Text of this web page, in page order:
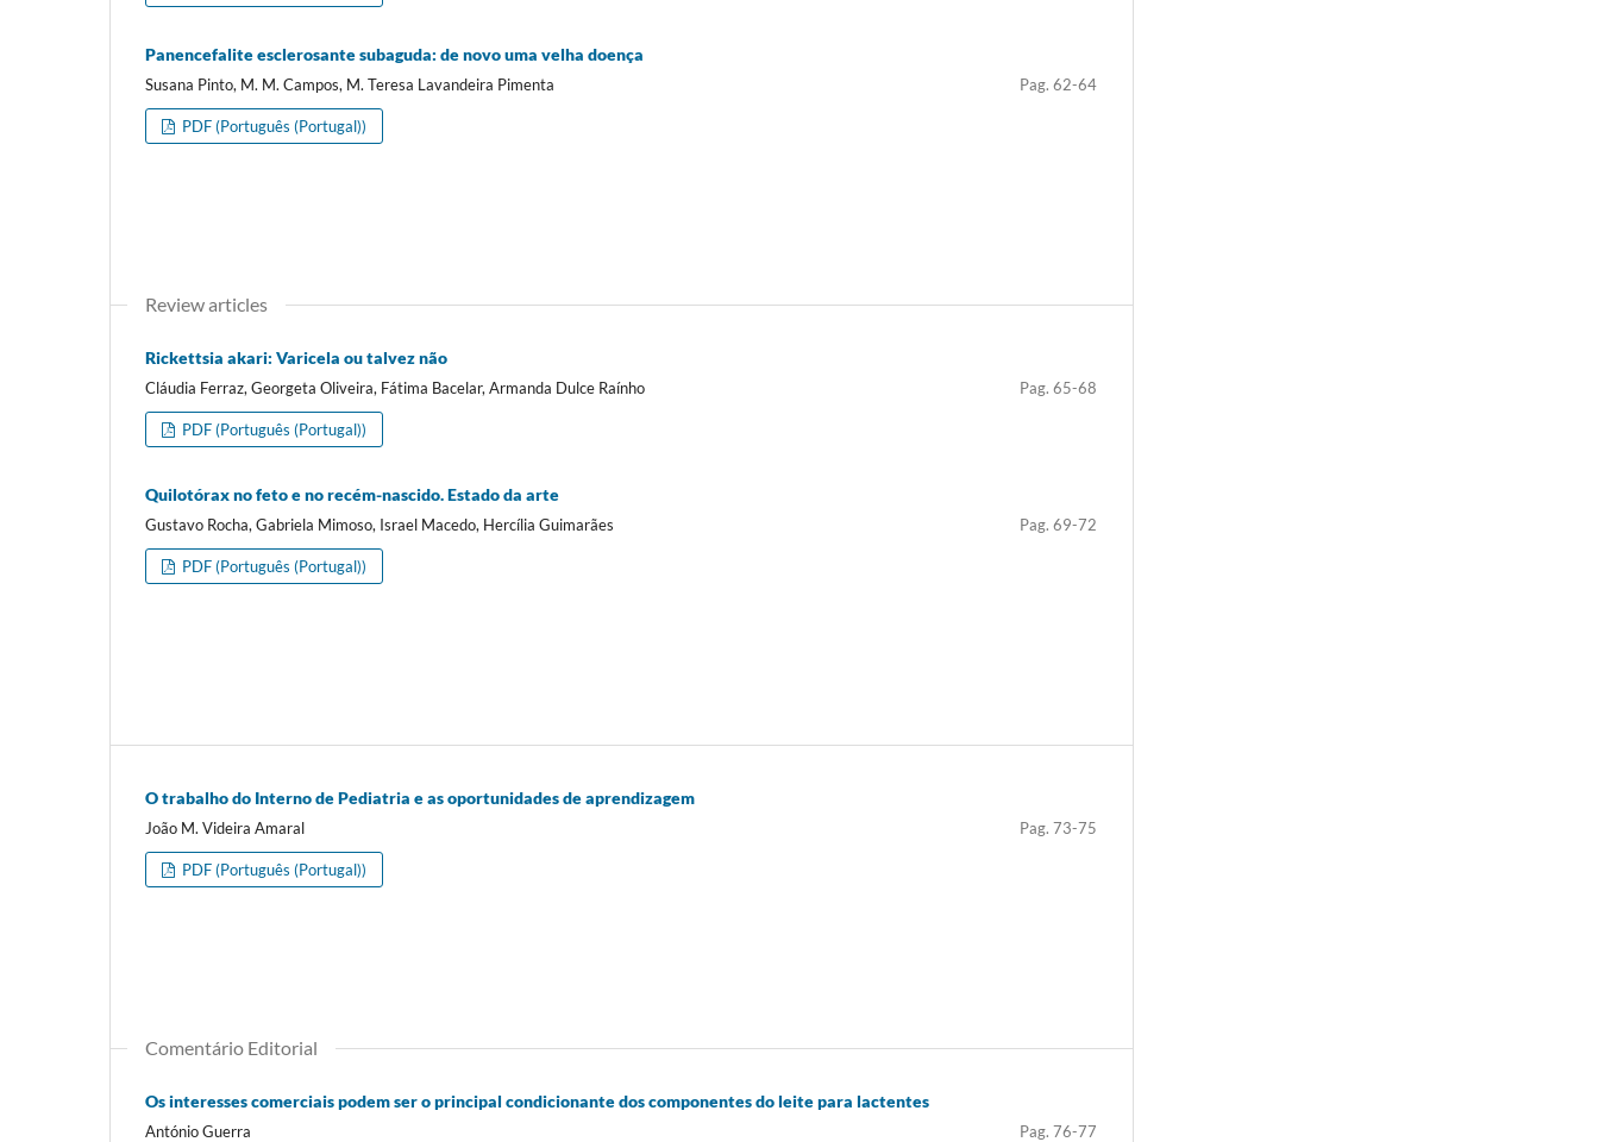
Panencefalite esclerosante subaguda: de novo uma velha doença
Susana Pinto, M. M. Campos, M. Teresa Lavandeira Pimenta Pag. 62-64
PDF (Português (Portugal))
Review articles
Rickettsia akari: Varicela ou talvez não
Cláudia Ferraz, Georgeta Oliveira, Fátima Bacelar, Armanda Dulce Raínho Pag. 65-68
PDF (Português (Portugal))
Quilotórax no feto e no recém-nascido. Estado da arte
Gustavo Rocha, Gabriela Mimoso, Israel Macedo, Hercília Guimarães Pag. 69-72
PDF (Português (Portugal))
O trabalho do Interno de Pediatria e as oportunidades de aprendizagem
João M. Videira Amaral Pag. 73-75
PDF (Português (Portugal))
Comentário Editorial
Os interesses comerciais podem ser o principal condicionante dos componentes do leite para lactentes
António Guerra Pag. 76-77